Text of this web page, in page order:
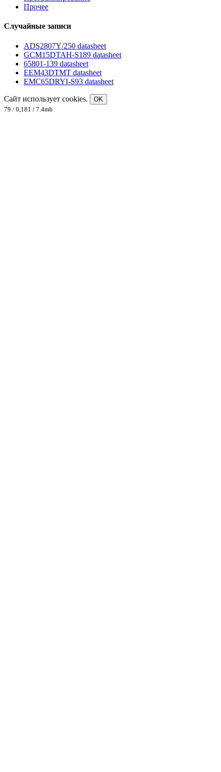
Прочее
Случайные записи
ADS2807Y/250 datasheet
GCM15DTAH-S189 datasheet
65801-139 datasheet
EEM43DTMT datasheet
EMC65DRYI-S93 datasheet
Сайт использует cookies.
OK
79 / 0,181 / 7.4mb